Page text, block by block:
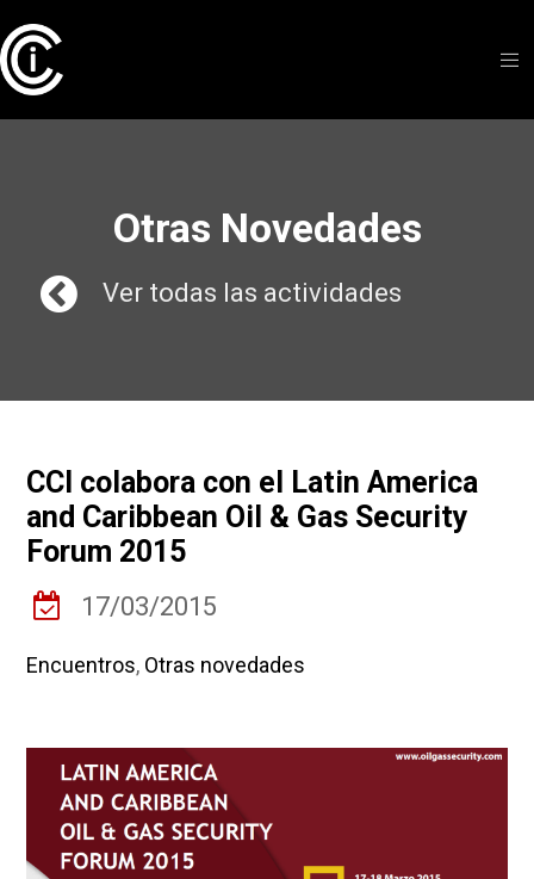
Otras Novedades
Ver todas las actividades
CCI colabora con el Latin America
and Caribbean Oil & Gas Security
Forum 2015
17/03/2015
Encuentros, Otras novedades